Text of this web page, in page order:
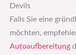
Devils
Falls Sie eine
möchten,
Autoaufbereitung